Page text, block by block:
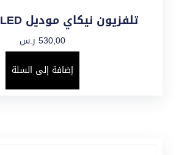
تلفزيون نيكاي موديل NTV4300SLED
530,00 ر.س
إضافة إلى السلة